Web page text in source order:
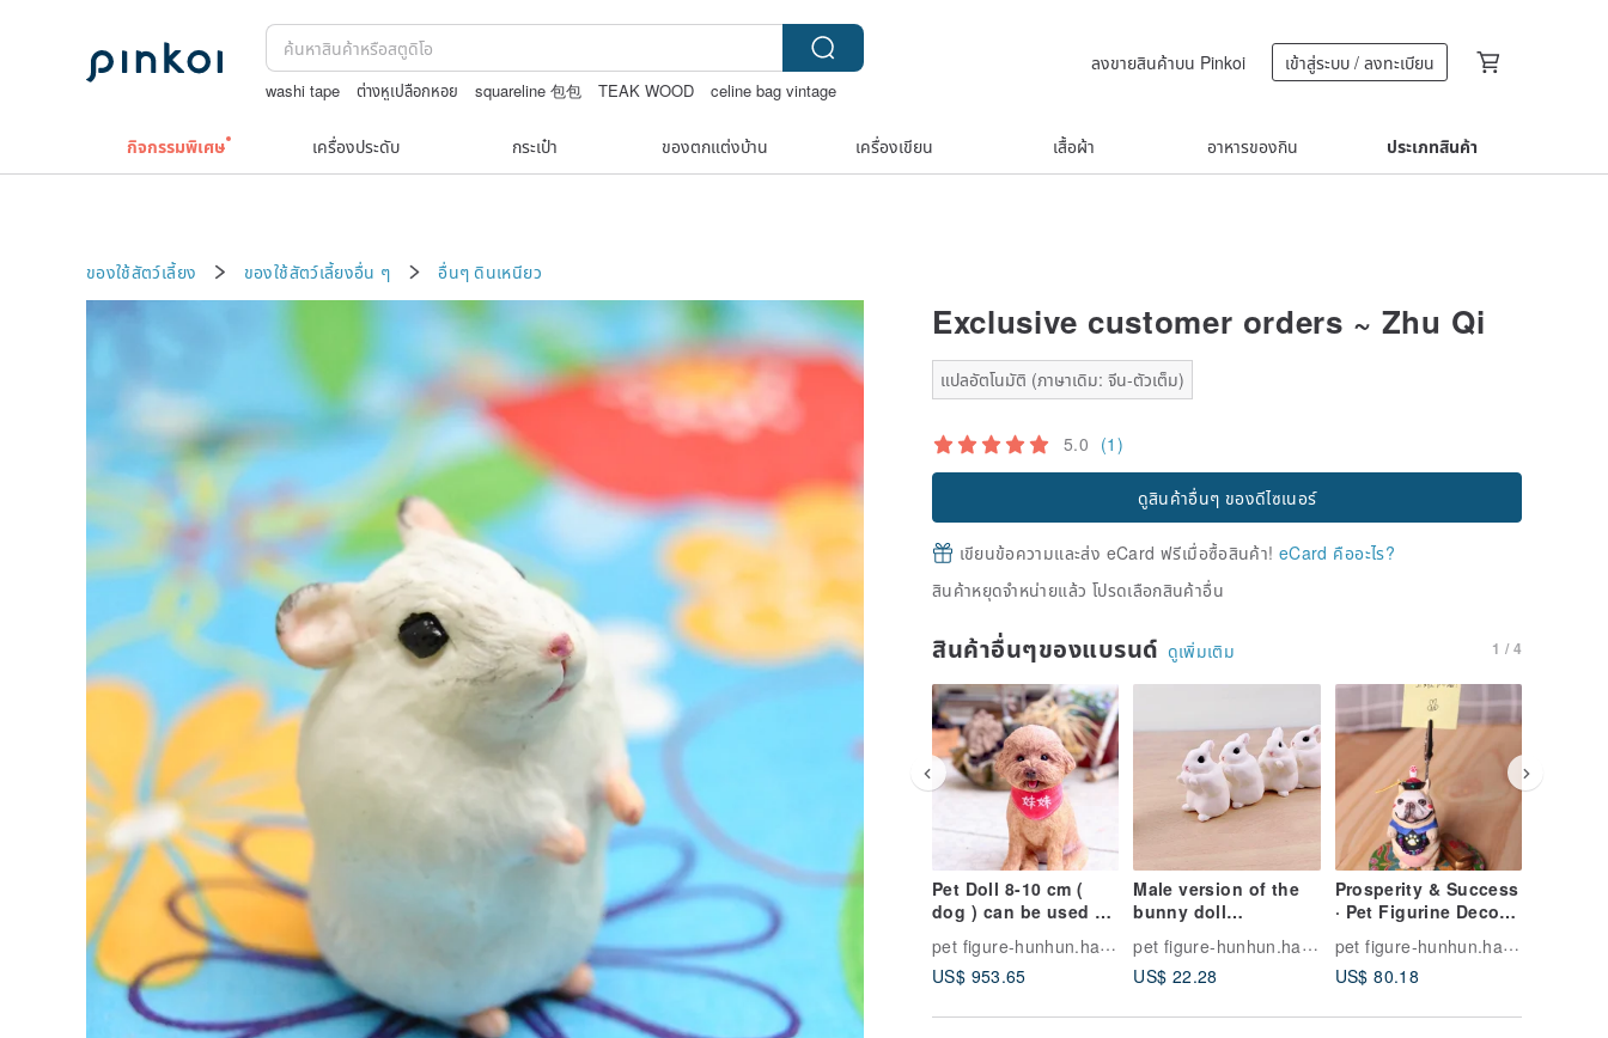
washi tape ต่างหูเปลือกหอย squareline 包包 TEAK WOOD
celine bag vintage
ลงขายสินค้าบน Pinkoi เข้าสู่ระบบ / ลงทะเบียน
กิจกรรมพิเศษ เครื่องประดับ กระเป๋า ของตกแต่งบ้าน เครื่องเขียน เสื้อผ้า อาหารของกิน ประเภทสินค้า
ของใช้สัตว์เลี้ยง ของใช้สัตว์เลี้ยงอื่น ๆ อื่นๆ ดินเหนียว
Exclusive customer orders ~ Zhu Qi
แปลอัตโนมัติ (ภาษาเดิม: จีน-ตัวเต็ม)
5.0 (1)
ดูสินค้าอื่นๆ ของดีไซเนอร์
เขียนข้อความและส่ง eCard ฟรีเมื่อซื้อสินค้า! eCard คืออะไร?
สินค้าหยุดจำหน่ายแล้ว โปรดเลือกสินค้าอื่น
สินค้าอื่นๆของแบรนด์ ดูเพิ่มเติม 1 / 4
Pet Doll 8-10 cm (
dog ) can be used as
custom
pet figure-hunhun.hand.made.good
US$ 953.65
Male version of the
bunny doll
is also available) pet
doll
pet figure-hunhun.hand.made.good
US$ 22.28
Prosperity & Success
· Pet Figurine Decor ·
Inu · Maltese · Rabbit
pet figure-hunhun.hand.made.good
US$ 80.18